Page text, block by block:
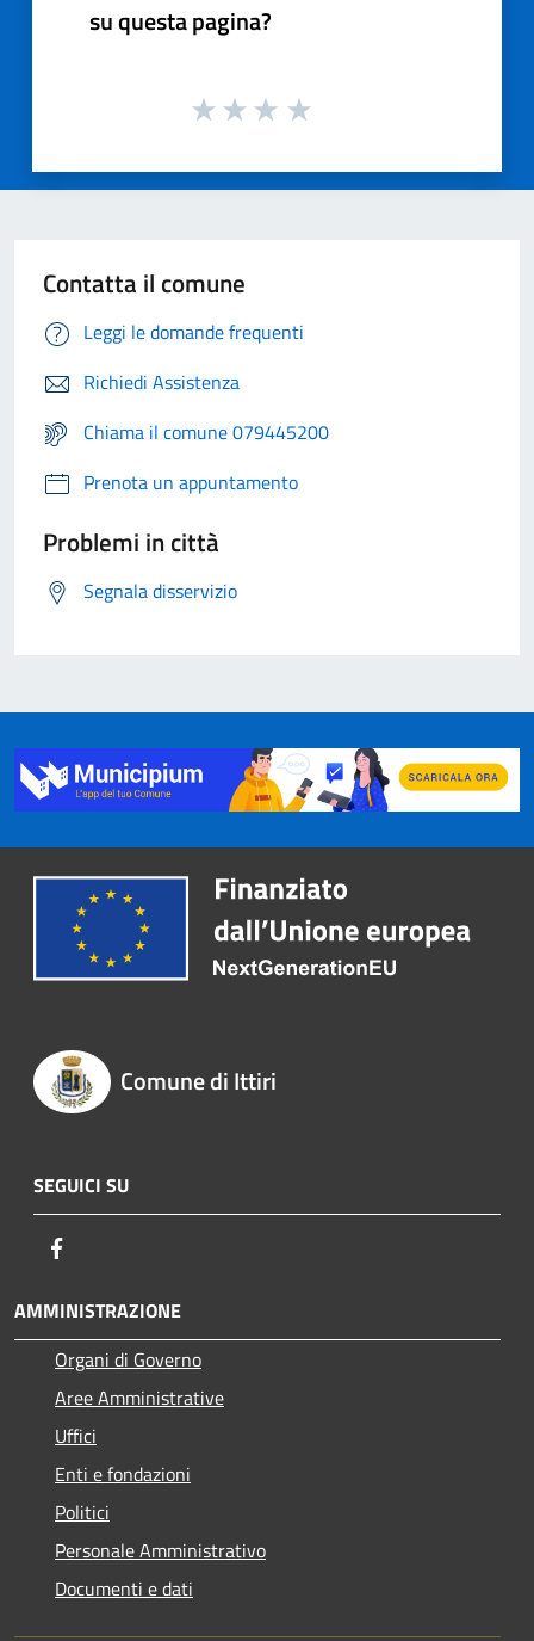
su questa pagina?
Contatta il comune
Leggi le domande frequenti
Richiedi Assistenza
Chiama il comune 079445200
Prenota un appuntamento
Problemi in città
Segnala disservizio
Comune di Ittiri
SEGUICI SU
AMMINISTRAZIONE
Organi di Governo
Aree Amministrative
Uffici
Enti e fondazioni
Politici
Personale Amministrativo
Documenti e dati